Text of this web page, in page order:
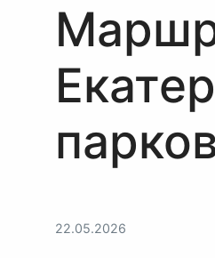
22.05.2026